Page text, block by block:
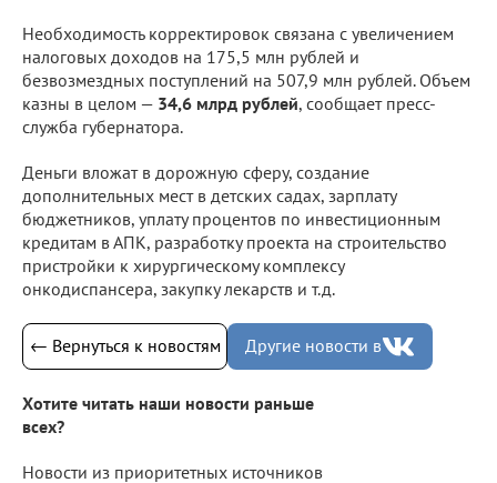
Необходимость корректировок связана с увеличением
налоговых доходов на 175,5 млн рублей и
безвозмездных поступлений на 507,9 млн рублей. Объем
казны в целом — 34,6 млрд рублей, сообщает пресс-
служба губернатора.
Деньги вложат в дорожную сферу, создание
дополнительных мест в детских садах, зарплату
бюджетников, уплату процентов по инвестиционным
кредитам в АПК, разработку проекта на строительство
пристройки к хирургическому комплексу
онкодиспансера, закупку лекарств и т.д.
← Вернуться к новостям Другие новости в
Хотите читать наши новости раньше
всех?
Новости из приоритетных источников